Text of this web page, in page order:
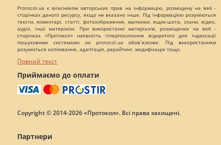
Protocol.ua є власником авторських прав на інформацію, розміщену на веб -
сторінках даного ресурсу, якщо не вказано інше. Під інформацією розуміються
тексти, коментарі, статті, фотозображення, малюнки, ящик-шота, скани, відео,
аудіо, інші матеріали. При використанні матеріалів, розміщених на веб -
сторінках «Протокол» наявність гіперпосилання відкритого для індексації
пошуковими системами на protocol.ua обов`язкове. Під використанням
розуміється копіювання, адаптація, рерайтинг, модифікація тощо.
Повний текст
Приймаємо до оплати
Copyright © 2014-2026 «Протокол». Всі права захищені.
Партнери